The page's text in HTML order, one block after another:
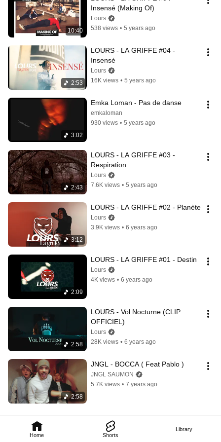
Home Shorts
Library
10:40
Insensé (Making Of)
Lours
538 views • 5 years ago
2:53
LOURS - LA GRIFFE #04 -
Insensé
Lours
16K views • 5 years ago
3:02
Emka Loman - Pas de danse
emkaloman
930 views • 5 years ago
2:43
LOURS - LA GRIFFE #03 -
Respiration
Lours
7.6K views • 5 years ago
3:12
LOURS - LA GRIFFE #02 - Planète
Lours
3.9K views • 6 years ago
2:09
LOURS - LA GRIFFE #01 - Destin
Lours
4K views • 6 years ago
2:58
LOURS - Vol Nocturne (CLIP
OFFICIEL)
Lours
28K views • 6 years ago
2:58
JNGL - BOCCA ( Feat Pablo )
JNGL SAUMON
5.7K views • 7 years ago